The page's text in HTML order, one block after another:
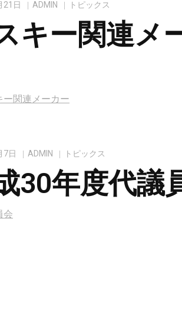
21日 ADMIN トピックス
キー関連メ
ー関連メーカー
7日 ADMIN トピックス
30年度代議
会